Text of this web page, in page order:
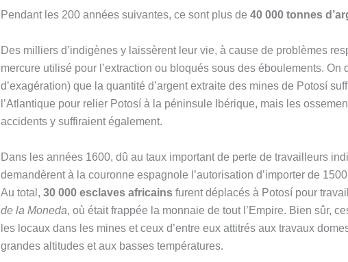
Pendant les 200 années suivantes, ce sont plus de 40 000 tonnes
Des milliers d’indigènes y laissèrent leur vie, à cause de problèmes
mercure utilisé pour l’extraction ou bloqués sous des éboulements. On
d’exagération) que la quantité d’argent extraite des mines de Potosí
l’Atlantique pour relier Potosí à la péninsule Ibérique, mais les
accidents y suffiraient également.
Dans les années 1600, dû au taux important de perte de travailleurs
demandèrent à la couronne espagnole l’autorisation d’importer de
Au total, 30 000 esclaves africains furent déplacés à Potosí pour
de la Moneda, où était frappée la monnaie de tout l’Empire. Bien sûr,
les locaux dans les mines et ceux d’entre eux attitrés aux travaux
grandes altitudes et aux basses températures.